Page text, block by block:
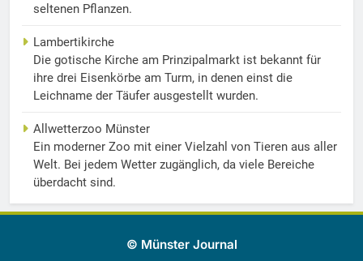
seltenen Pflanzen.
Lambertikirche
Die gotische Kirche am Prinzipalmarkt ist bekannt für
ihre drei Eisenkörbe am Turm, in denen einst die
Leichname der Täufer ausgestellt wurden.
Allwetterzoo Münster
Ein moderner Zoo mit einer Vielzahl von Tieren aus aller
Welt. Bei jedem Wetter zugänglich, da viele Bereiche
überdacht sind.
© Münster Journal